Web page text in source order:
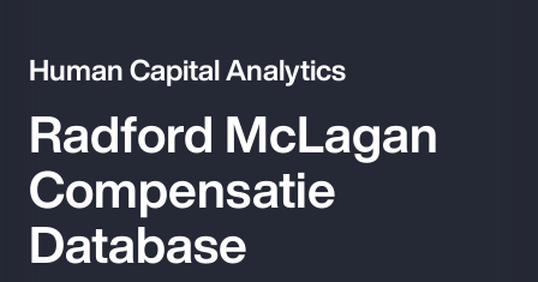
Human Capital Analytics
Radford McLagan
Compensatie
Database